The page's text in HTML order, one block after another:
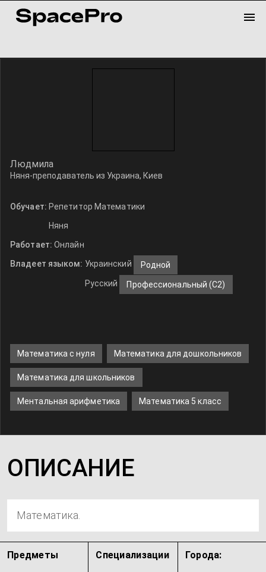
Людмила
Няня-преподаватель из Украина, Киев
Обучает: Репетитор Математики
Няня
Работает: Онлайн
Владеет языком: Украинский
Родной
Русский
Профессиональный (С2)
Математика с нуля Математика для дошкольников
Математика для школьников
Ментальная арифметика Математика 5 класс
ОПИСАНИЕ
Математика.
Предметы Специализации Города: